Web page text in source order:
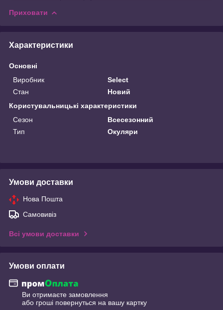
Приховати
Характеристики
Основні
Виробник
Select
Стан
Новий
Користувальницькі характеристики
Сезон
Всесезонний
Тип
Окуляри
Умови доставки
Нова Пошта
Самовивіз
Всі умови доставки
Умови оплати
Ви отримаєте замовлення
або гроші повернуться на вашу картку